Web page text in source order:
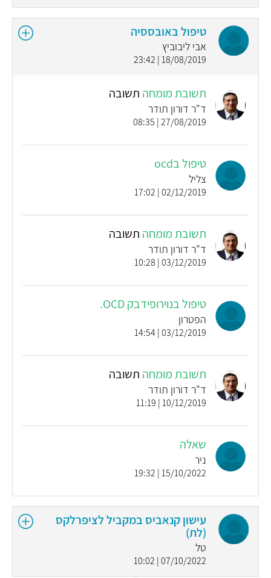
טיפול באובססיה
אבי ליבוביץ
18/08/2019 | 23:42
תשובת מומחה תשובה
ד"ר דורון תודר
27/08/2019 | 08:35
טיפול בocd
צליל
02/12/2019 | 17:02
תשובת מומחה תשובה
ד"ר דורון תודר
03/12/2019 | 10:28
טיפול בנוירופידבק OCD.
הפטרון
03/12/2019 | 14:54
תשובת מומחה תשובה
ד"ר דורון תודר
10/12/2019 | 11:19
שאלה
ניר
15/10/2022 | 19:32
עישון קנאביס במקביל לציפרלקס
(לת)
טל
07/10/2022 | 10:02